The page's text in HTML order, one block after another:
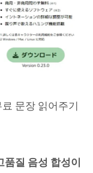
문장 읽어주기
질 음성 합성이